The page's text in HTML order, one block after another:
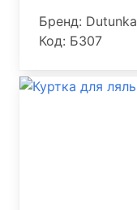
Бренд: Dutunka
Код: Б307